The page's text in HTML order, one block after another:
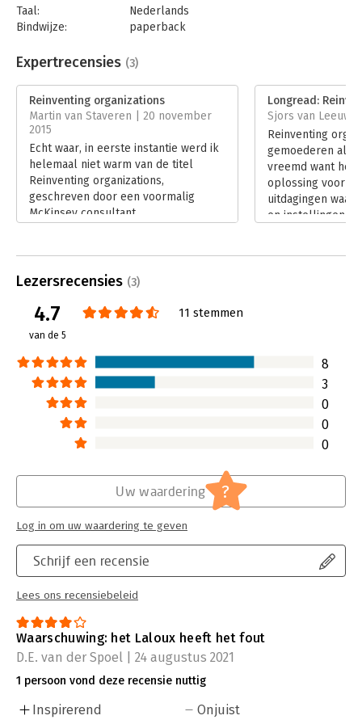
Taal:
Nederlands
Bindwijze:
paperback
Uitgever:
Het Eerste Huis
Verschijningsdatum:
11-10-2016
Hoofdrubriek: Organisatiekunde
Expertrecensies (3)
Reinventing organizations
Martin van Staveren | 20 november
2015
Echt waar, in eerste instantie werd ik
helemaal niet warm van de titel
Reinventing organizations,
geschreven door een voormalig
McKinsey consultant.
Longread:
Sjors van
Reinventing
gemoederen al
vreemd want het
oplossing voor
uitdagingen
en instellingen
Lezersrecensies (3)
4.7
van de 5
11 stemmen
8
3
0
0
0
Schrijf een recensie
Lees ons recensiebeleid
Uw waardering ?
Log in om uw waardering te geven
Waarschuwing: het Laloux heeft het fout
D.E. van der Spoel | 24 augustus 2021
1 persoon vond deze recensie nuttig
Inspirerend
Onjuist